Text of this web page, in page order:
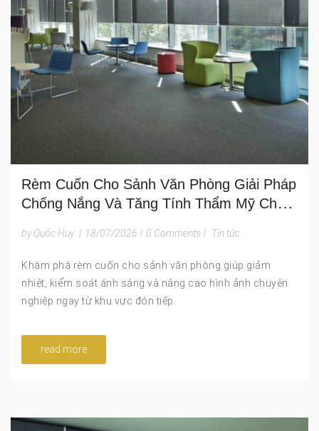
Rèm Cuốn Cho Sảnh Văn Phòng Giải Pháp
Chống Nắng Và Tăng Tính Thẩm Mỹ Cho
by Quốc Huy | 18/07/2026 | 0 Comments | Tin tức
Khám phá rèm cuốn cho sảnh văn phòng giúp giảm
nhiệt, kiểm soát ánh sáng và nâng cao hình ảnh chuyên
nghiệp ngay từ khu vực đón tiếp.
read more